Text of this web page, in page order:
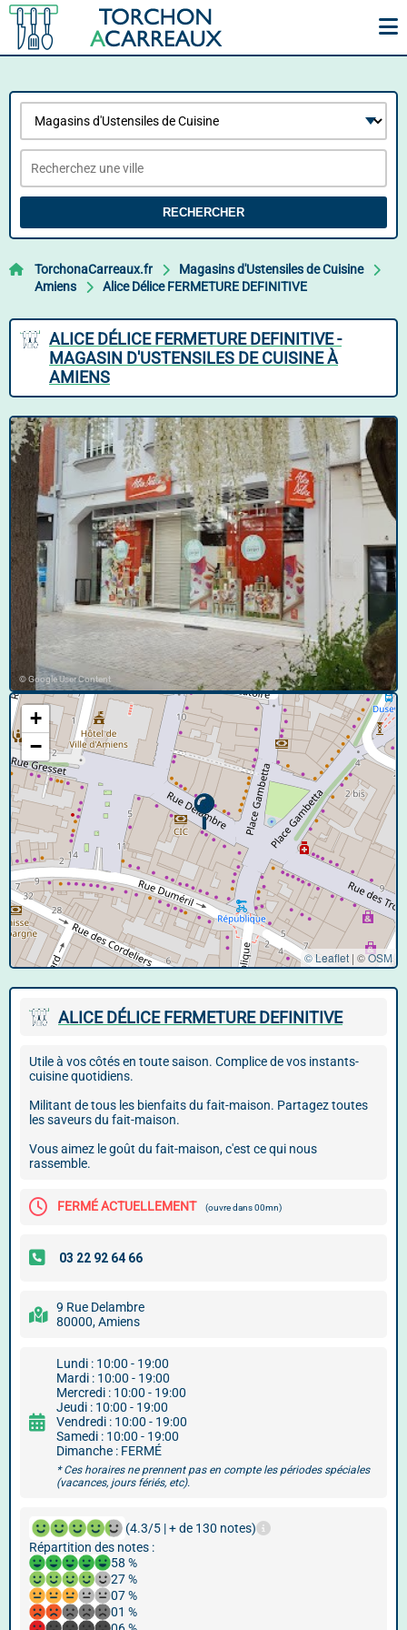
RECHERCHER
TorchonaCarreaux.fr
Magasins d'Ustensiles de Cuisine
Amiens
Alice Délice FERMETURE DEFINITIVE
ALICE DÉLICE FERMETURE DEFINITIVE -
MAGASIN D'USTENSILES DE CUISINE À
AMIENS
© Google User Content
+
−
© Leaflet | ©OSM
ALICE DÉLICE FERMETURE DEFINITIVE
Utile à vos côtés en toute saison. Complice de vos instants-
cuisine quotidiens.
Militant de tous les bienfaits du fait-maison. Partagez toutes
les saveurs du fait-maison.
Vous aimez le goût du fait-maison, c'est ce qui nous
rassemble.
FERMÉ ACTUELLEMENT (ouvre dans 00mn)
9 Rue Delambre
80000, Amiens
Lundi : 10:00 - 19:00
Mardi : 10:00 - 19:00
Mercredi : 10:00 - 19:00
Jeudi : 10:00 - 19:00
Vendredi : 10:00 - 19:00
Samedi : 10:00 - 19:00
Dimanche : FERMÉ
* Ces horaires ne prennent pas en compte les périodes spéciales
(vacances, jours fériés, etc).
(4.3/5 | + de 130 notes)
Répartition des notes :
58 %
27 %
07 %
01 %